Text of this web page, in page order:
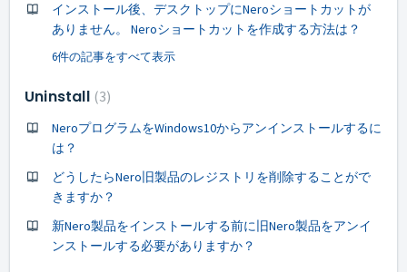
インストール後、デスクトップにNeroショートカットが
ありません。 Neroショートカットを作成する方法は？
6件の記事をすべて表示
Uninstall 3
NeroプログラムをWindows10からアンインストールするに
は？
どうしたらNero旧製品のレジストリを削除することがで
きますか？
新Nero製品をインストールする前に旧Nero製品をアンイ
ンストールする必要がありますか？